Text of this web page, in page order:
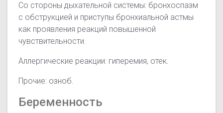
Со стороны дыхательной системы: бронхоспазм
с обструкцией и приступы бронхиальной астмы
как проявления реакций повышенной
чувствительности.
Аллергические реакции: гиперемия, отек.
Прочие: озноб.
Беременность